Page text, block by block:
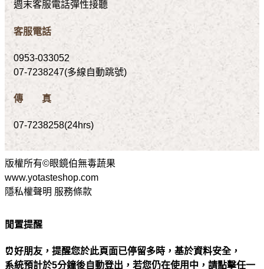
週末客服電話彈性接聽
客服電話
0953-033052
07-7238247(多線自動跳號)
傳 真
07-7238258(24hrs)
版權所有©眼鏡伯無毒蔬果
www.yotasteshop.com
隱私權聲明 服務條款
閒置提醒
⏰好朋友，提醒您於此頁面已停留多時，基於資料安全，
系統預計於5分鐘後自動登出，若您仍在使用中，請點擊任一